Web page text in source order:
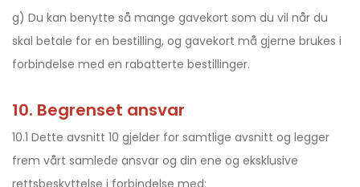
g) Du kan benytte så mange gavekort som du vil når du
skal betale for en bestilling, og gavekort må gjerne brukes i
forbindelse med en rabatterte bestillinger.
10. Begrenset ansvar
10.1 Dette avsnitt 10 gjelder for samtlige avsnitt og legger
frem vårt samlede ansvar og din ene og eksklusive
rettsbeskyttelse i forbindelse med: